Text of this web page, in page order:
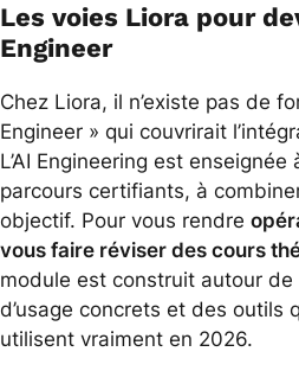
Les voies Liora pour
Engineer
Chez Liora, il n’existe pas de
Engineer » qui couvrirait
L’AI Engineering est
parcours certifiants, à
objectif. Pour vous rendre
vous faire réviser des cours
module est construit autour
d’usage concrets et des outils
utilisent vraiment en 2026.